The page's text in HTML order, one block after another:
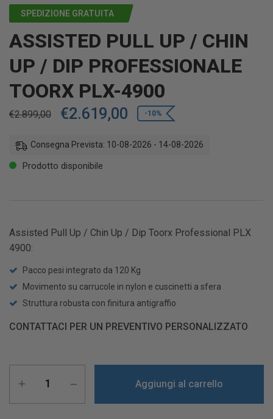
SPEDIZIONE GRATUITA
ASSISTED PULL UP / CHIN
UP / DIP PROFESSIONALE
TOORX PLX-4900
€2.899,00 €2.619,00 -10%
Consegna Prevista: 10-08-2026 - 14-08-2026
Prodotto disponibile
Assisted Pull Up / Chin Up / Dip Toorx Professional PLX
4900:
Pacco pesi integrato da 120 Kg
Movimento su carrucole in nylon e cuscinetti a sfera
Struttura robusta con finitura antigraffio
CONTATTACI PER UN PREVENTIVO PERSONALIZZATO
Aggiungi al carrello